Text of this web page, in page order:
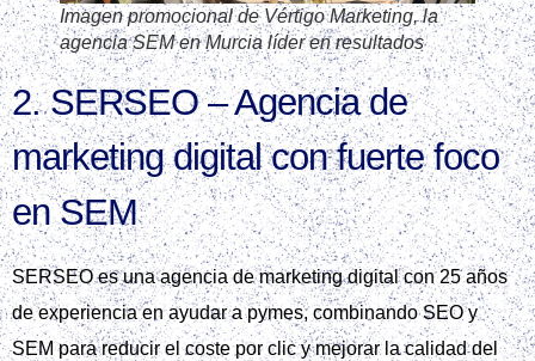
Imagen promocional de Vértigo Marketing, la
agencia SEM en Murcia líder en resultados
2. SERSEO – Agencia de
marketing digital con fuerte foco
en SEM
SERSEO es una agencia de marketing digital con 25 años
de experiencia en ayudar a pymes, combinando SEO y
SEM para reducir el coste por clic y mejorar la calidad del